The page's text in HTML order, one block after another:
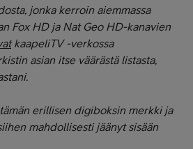
jonka kerroin aiemmassa
Fox HD ja Nat Geo HD-kanavien
kaapeliTV -verkossa
asian itse väärästä listasta,
erillisen digiboksin merkki ja
mahdollisesti jäänyt sisään